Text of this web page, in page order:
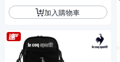
加入購物車